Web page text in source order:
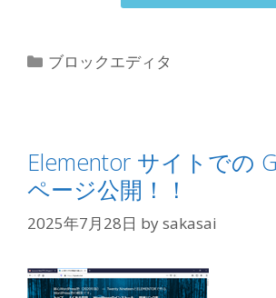
ブロックエディタ
Elementor サイトでの
ページ公開！！
2025年7月28日 bysakasai